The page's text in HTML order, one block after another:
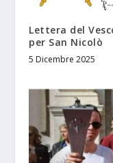
Lettera del
per San Nicolò
5 Dicembre 2025